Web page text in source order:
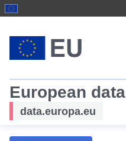
European data
data.europa.eu